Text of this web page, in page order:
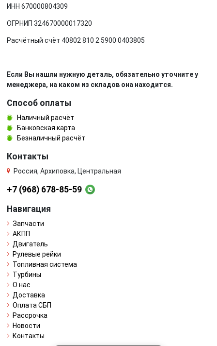
ИНН 670000804309
ОГРНИП 324670000017320
Расчётный счёт 40802 810 2 5900 0403805
Если Вы нашли нужную деталь, обязательно уточните у
менеджера, на каком из складов она находится.
Способ оплаты
Наличный расчёт
Банковская карта
Безналичный расчёт
Контакты
Россия, Архиповка, Центральная
+7 (968) 678-85-59
Навигация
Запчасти
АКПП
Двигатель
Рулевые рейки
Топливная система
Турбины
О нас
Доставка
Оплата СБП
Рассрочка
Новости
Контакты